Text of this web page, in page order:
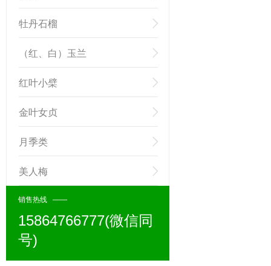
牡丹石榴
（红、白）玉兰
红叶小檗
金叶女贞
月季类
美人梅
销售热线 ——
15864766777(微信同
号)